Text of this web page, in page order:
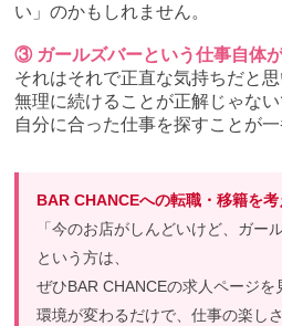
い」のかもしれません。
③ ガールズバーという仕事自体
それはそれで正直な気持ちだと思
無理に続けることが正解じゃない
自分に合った仕事を探すことが一
BAR CHANCEへの転職・移籍を考
「今のお店がしんどいけど、ガー
という方は、
ぜひBAR CHANCEの求人ページを
環境が変わるだけで、仕事の楽し